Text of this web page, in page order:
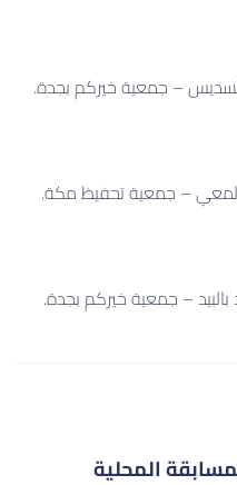
– جمعية خيركم بجدة.
– جمعية تحفيظ مكة.
– جمعية خيركم بجدة.
المحلية